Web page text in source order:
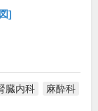
]
臓内科 麻酔科